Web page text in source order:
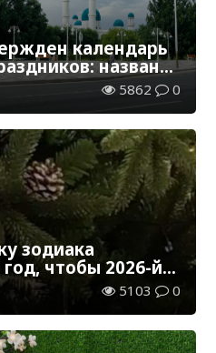
календарь
названы
и Курбан айта
5862 0
зодиака
чтобы 2026-й
5103 0